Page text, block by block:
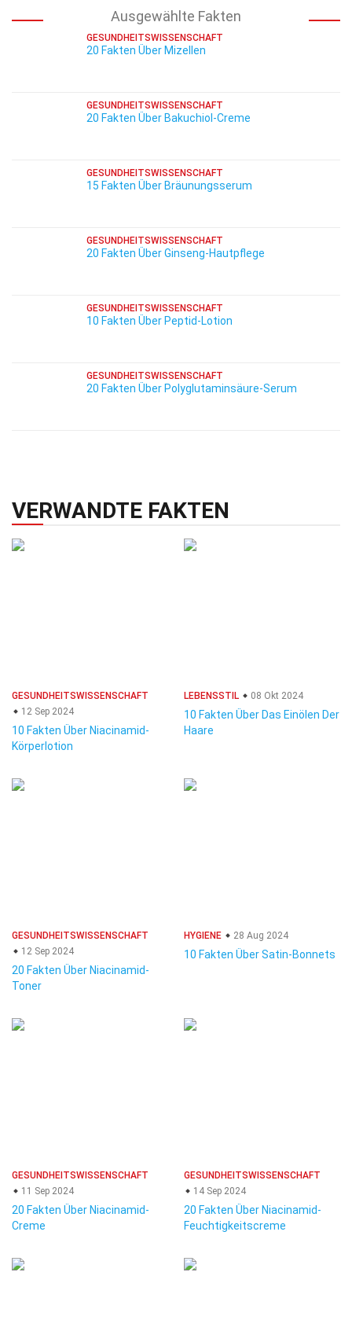
Ausgewählte Fakten
GESUNDHEITSWISSENSCHAFT
20 Fakten Über Mizellen
GESUNDHEITSWISSENSCHAFT
20 Fakten Über Bakuchiol-Creme
GESUNDHEITSWISSENSCHAFT
15 Fakten Über Bräunungsserum
GESUNDHEITSWISSENSCHAFT
20 Fakten Über Ginseng-Hautpflege
GESUNDHEITSWISSENSCHAFT
10 Fakten Über Peptid-Lotion
GESUNDHEITSWISSENSCHAFT
20 Fakten Über Polyglutaminsäure-Serum
VERWANDTE FAKTEN
GESUNDHEITSWISSENSCHAFT
12 Sep 2024
10 Fakten Über Niacinamid-
Körperlotion
LEBENSSTIL 08 Okt 2024
10 Fakten Über Das Einölen Der
Haare
GESUNDHEITSWISSENSCHAFT
12 Sep 2024
20 Fakten Über Niacinamid-
Toner
HYGIENE 28 Aug 2024
10 Fakten Über Satin-Bonnets
GESUNDHEITSWISSENSCHAFT
11 Sep 2024
20 Fakten Über Niacinamid-
Creme
GESUNDHEITSWISSENSCHAFT
14 Sep 2024
20 Fakten Über Niacinamid-
Feuchtigkeitscreme